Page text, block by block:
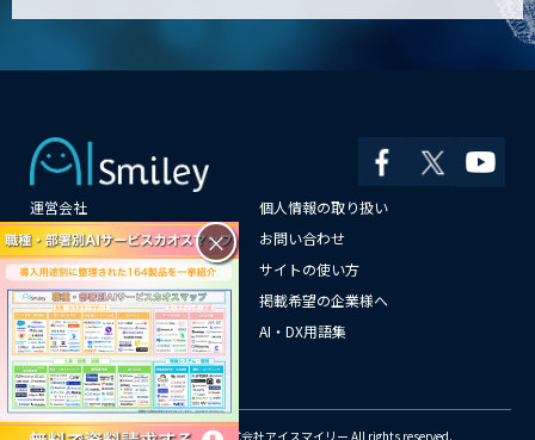
運営会社
個人情報の取り扱い
よくある質問
お問い合わせ
メールマガジン登録
サイトの使い方
情報提供はこちらから
掲載希望の企業様へ
AI企業一覧
AI・DX用語集
サイトマップ
© Copyright 2018-2026 株式会社アイスマイリー All rights reserved.
×